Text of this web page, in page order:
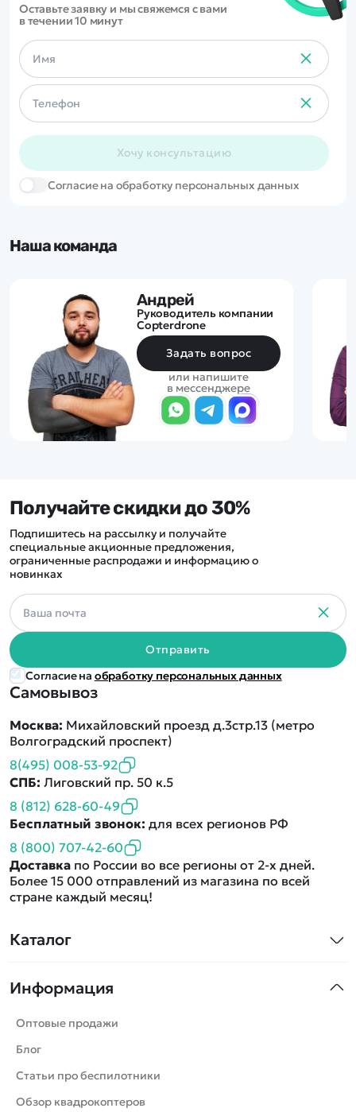
Оставьте заявку и мы свяжемся с вами
в течении 10 минут
Хочу консультацию
Cогласие на обработку персональных данных
Наша команда
Андрей
Руководитель компании
Copterdrone
Задать вопрос
или напишите
в мессенджере
Каталог
Машинки
Танки
Вертолеты
Катера
Роботы
Информация
Оптовые продажи
Блог
Статьи про беспилотники
Обзор квадрокоптеров
Самовывоз
Москва: Михайловский проезд д.3стр.13 (метро
Волгоградский проспект)
8(495) 008-53-92
СПБ: Лиговский пр. 50 к.5
8 (812) 628-60-49
Бесплатный звонок: для всех регионов РФ
8 (800) 707-42-60
Доставка по России во все регионы от 2-х дней.
Более 15 000 отправлений из магазина по всей
стране каждый месяц!
Получайте скидки до 30%
Подпишитесь на рассылку и получайте
специальные акционные предложения,
ограниченные распродажи и информацию о
новинках
Отправить
Согласие на обработку персональных данных